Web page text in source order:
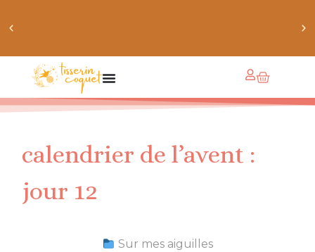
chaussettes douillettes :: le livre de chaussettes pour
petits et grands
calendrier de l’avent :
jour 12
Sur mes aiguilles